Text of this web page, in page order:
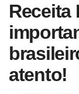
Receita
atento!